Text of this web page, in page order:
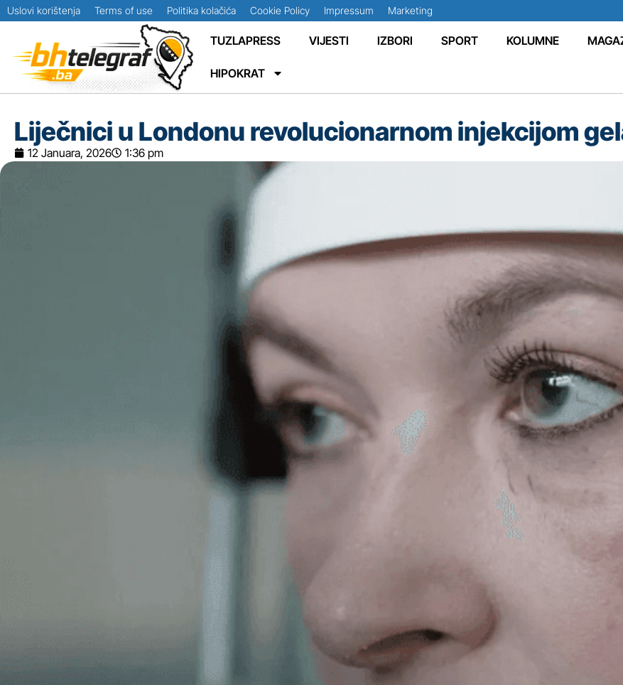
Uslovi korištenja Terms of use Politika kolačića Cookie Policy Impressum Marketing
TUZLAPRESS VIJESTI IZBORI SPORT KOLUMNE
HIPOKRAT
Liječnici u Londonu revolucionarnom injekcijom
12 Januara, 2026 1:36 pm